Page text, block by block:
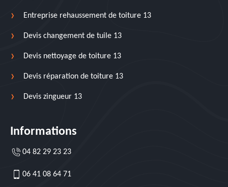
Entreprise rehaussement de toiture 13
Devis changement de tuile 13
Devis nettoyage de toiture 13
Devis réparation de toiture 13
Devis zingueur 13
Informations
04 82 29 23 23
06 41 08 64 71